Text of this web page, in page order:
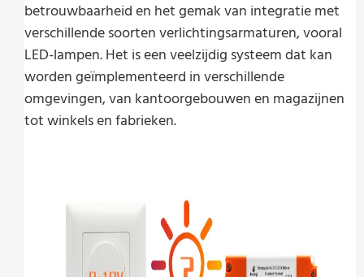
betrouwbaarheid en het gemak van integratie met
verschillende soorten verlichtingsarmaturen, vooral
LED-lampen. Het is een veelzijdig systeem dat kan
worden geïmplementeerd in verschillende
omgevingen, van kantoorgebouwen en magazijnen
tot winkels en fabrieken.